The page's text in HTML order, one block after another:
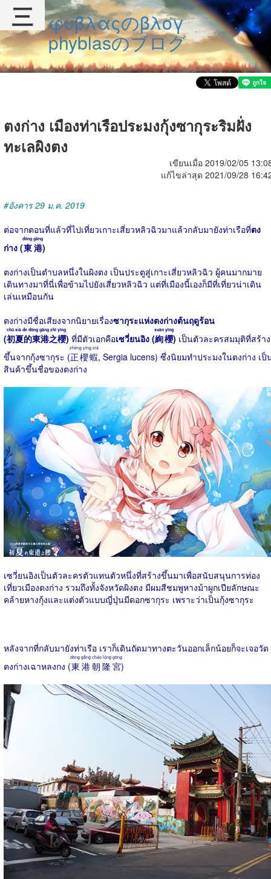
φυβλαςのβλογ
phyblasのブログ
ตงก่าง เมืองท่าเรือประมงกุ้งซากุระริมฝั่ง
ทะเลผิงตง
เขียนเมื่อ 2019/02/05
แก้ไขล่าสุด 2021/09/28
#อังคาร 29 ม.ค. 2019
ต่อจากตอนที่แล้วที่ไปเที่ยวเกาะเสี่ยวหลิวฉิวมาแล้วกลับมายังท่าเรือที่ตง
ก่าง (東港
dōng gǎng
)
ตงก่างเป็นตำบลหนึ่งในผิงตง เป็นประตูสู่เกาะเสี่ยวหลิวฉิว ผู้คนมากมาย
เดินทางมาที่นี่เพื่อข้ามไปยังเสี่ยวหลิวฉิว แต่ที่เมืองนี้เองก็มีที่เที่ยวน่าเดิน
เล่นเหมือนกัน
ตงก่างมีชื่อเสียงจากนิยายเรื่องซากุระแห่งตงก่างต้นฤดูร้อน
(初夏的東港之櫻
chū xià de dōng gǎng zhī yīng
) ที่มีตัวเอกคือเซวี่ยนอิง (絢櫻
xuàn yīng
) เป็นตัวละครสมมุติที่สร้าง
ขึ้นจากกุ้งซากุระ (正櫻蝦
zhèng yīng xiā
, Sergia lucens) ซึ่งนิยมทำประมงในตงก่าง เป็
สินค้าขึ้นชื่อของตงก่าง
เซวี่ยนอิงเป็นตัวละครตัวแทนตัวหนึ่งที่สร้างขึ้นมาเพื่อสนับสนุนการท่อง
เที่ยวเมืองตงก่าง รวมถึงทั้งจังหวัดผิงตง มีผมสีชมพูหางม้าผูกเปียลักษณะ
คล้ายหางกุ้งและแต่งตัวแบบญี่ปุ่นมีดอกซากุระ เพราะว่าเป็นกุ้งซากุระ
หลังจากที่กลับมายังท่าเรือ เราก็เดินถัดมาทางตะวันออกเล็กน้อยก็จะเจอวัด
ตงก่างเฉาหลงกง (東港朝隆宮
dōng gǎng cháo lóng gōng
)
三